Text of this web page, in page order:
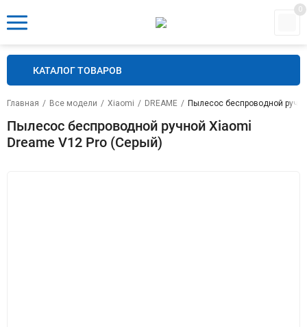
0
КАТАЛОГ ТОВАРОВ
Главная / Все модели / Xiaomi / DREAME / Пылесос беспроводной
Пылесос беспроводной ручной Xiaomi
Dreame V12 Pro (Серый)